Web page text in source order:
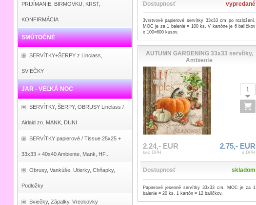
PRIJÍMANIE, BIRMOVKU, KRST,
KONFIRMÁCIA
SMÚTOČNÉ
SERVÍTKY+ŠERPY z Linclass,
SVIEČKY
JAR - VEĽKÁ NOC
SERVÍTKY, ŠERPY, OBRUSY Linclass /
Airlaid zn. MANK, DUNI
SERVÍTKY papierové / Tissue 25x25 +
33x33 + 40x40 Ambiente, Mank, HF,..
Obrusy, Vankúše, Utierky, Chňapky,
Podložky
Sviečky, Zápalky, Vreckovky
Dostupnosť vypredané
3vrstvové papierové servítky 33x33 cm po rozložení.
MOC je za 1 balenie = 100 ks. V kartóne je 6 balíčkov
x 100=600 kusov.
AUTUMN GARDENING 33x33 servítky,
Ambiente
2.24,- EUR
bez DPH
2.75,- EUR
s DPH
Dostupnosť skladom
Papierové jesenné servítky 33x33 cm. MOC je za 1
balenie = 20 ks. 1 kartón = 12 balíčkov.